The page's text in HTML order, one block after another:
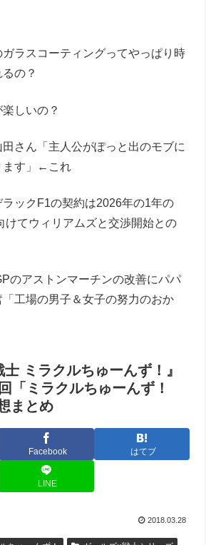
相互RSS
ラスコーティングってやっぱり時
の？
しいの？
さん「主人公がぽっと出のモブに
ます」←これ
ックF1の契約は2026年の1年の
けてウィリアムズと交渉開始との
のアストンマーチンの改善にパパ
「工場の男子＆女子の努力のおか
士 ミラクルちゅーんず！』
「ミラクルちゅーんず！
まとめ
Facebook はてブ
LINE
2018.03.28